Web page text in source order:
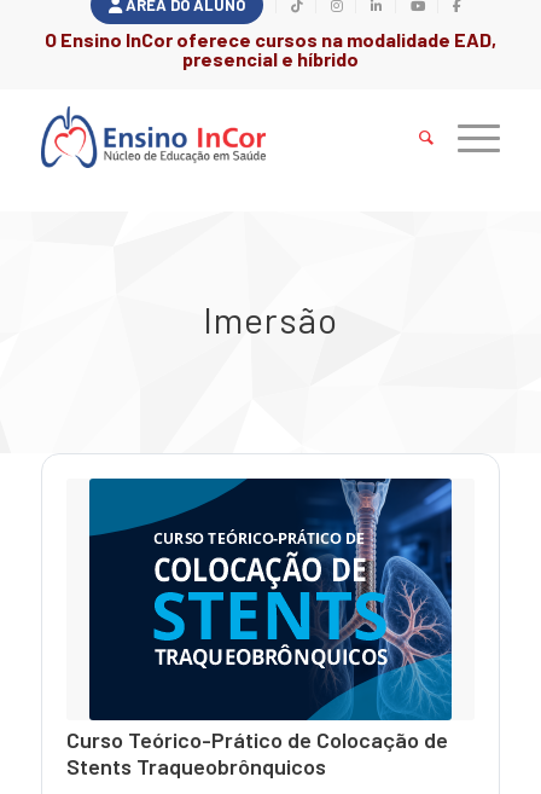
ÁREA DO ALUNO
O Ensino InCor oferece cursos na modalidade EAD,
presencial e híbrido
Imersão
Curso Teórico-Prático de Colocação de
Stents Traqueobrônquicos